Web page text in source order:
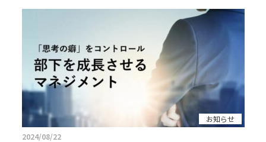
お知らせ
2024/08/22